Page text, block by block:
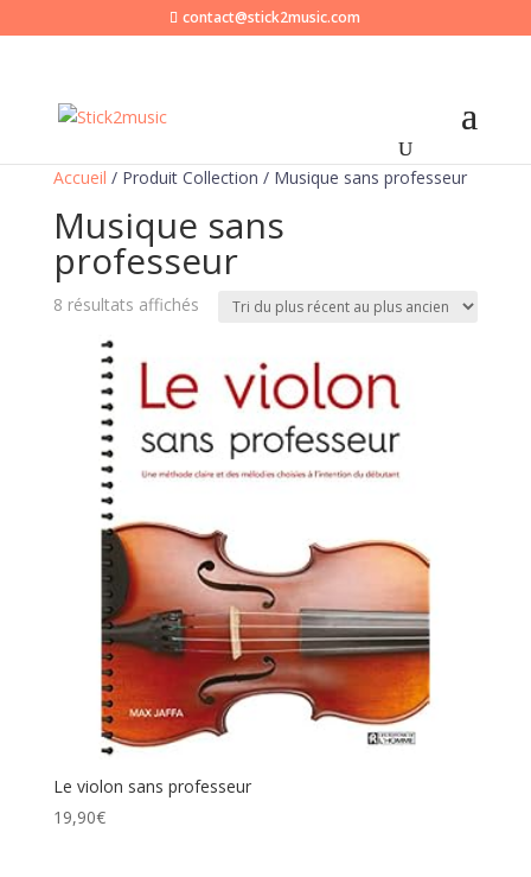
contact@stick2music.com
Accueil / Produit Collection / Musique sans professeur
Musique sans
professeur
8 résultats affichésTrié
récent
plus
ancien
Le violon sans professeur
19,90€